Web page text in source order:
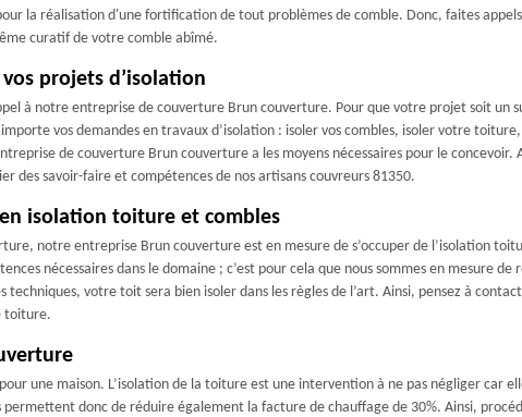
la réalisation d'une fortification de tout problèmes de comble. Donc, faites
curatif de votre comble abîmé.
projets d’isolation
à notre entreprise de couverture Brun couverture. Pour que votre projet soit un
vos demandes en travaux d’isolation : isoler vos combles, isoler votre
de couverture Brun couverture a les moyens nécessaires pour le concevoir.
savoir-faire et compétences de nos artisans couvreurs 81350.
isolation toiture et combles
notre entreprise Brun couverture est en mesure de s’occuper de l’isolation
nécessaires dans le domaine ; c’est pour cela que nous sommes en mesure
votre toit sera bien isoler dans les règles de l’art. Ainsi, pensez à
toiture.
une maison. L’isolation de la toiture est une intervention à ne pas négliger car
donc de réduire également la facture de chauffage de 30%. Ainsi,